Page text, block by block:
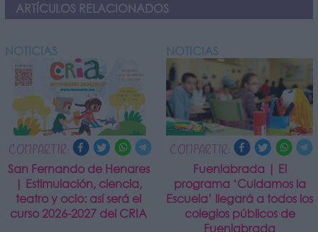
ARTÍCULOS RELACIONADOS
NOTICIAS
COMPARTIR:
San Fernando de Henares
| Estimulación, ciencia,
teatro y ocio: así será el
curso 2026-2027 del CRIA
NOTICIAS
COMPARTIR:
Fuenlabrada | El
programa ‘Cuidamos la
Escuela’ llegará a todos los
colegios públicos de
Fuenlabrada